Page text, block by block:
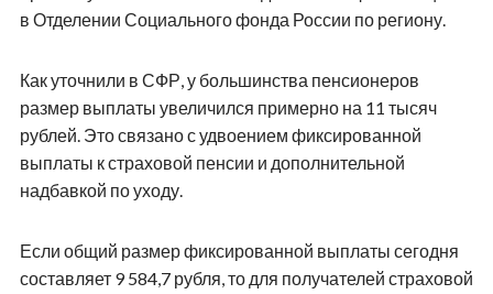
в Отделении Социального фонда России по региону.
Как уточнили в СФР, у большинства пенсионеров
размер выплаты увеличился примерно на 11 тысяч
рублей. Это связано с удвоением фиксированной
выплаты к страховой пенсии и дополнительной
надбавкой по уходу.
Если общий размер фиксированной выплаты сегодня
составляет 9 584,7 рубля, то для получателей страховой